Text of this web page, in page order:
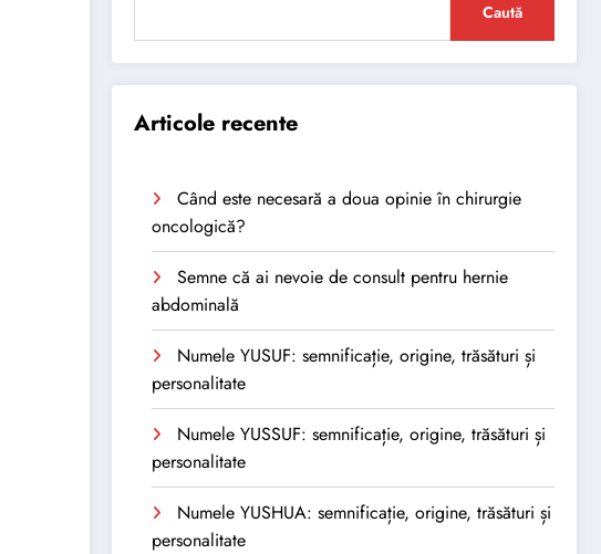
Caută
Articole recente
Când este necesară a doua opinie în chirurgie
oncologică?
Semne că ai nevoie de consult pentru hernie
abdominală
Numele YUSUF: semnificație, origine, trăsături și
personalitate
Numele YUSSUF: semnificație, origine, trăsături și
personalitate
Numele YUSHUA: semnificație, origine, trăsături și
personalitate